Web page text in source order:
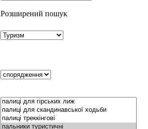
Розширений пошук